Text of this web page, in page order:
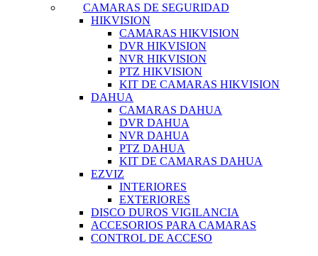
CAMARAS DE SEGURIDAD
HIKVISION
CAMARAS HIKVISION
DVR HIKVISION
NVR HIKVISION
PTZ HIKVISION
KIT DE CAMARAS HIKVISION
DAHUA
CAMARAS DAHUA
DVR DAHUA
NVR DAHUA
PTZ DAHUA
KIT DE CAMARAS DAHUA
EZVIZ
INTERIORES
EXTERIORES
DISCO DUROS VIGILANCIA
ACCESORIOS PARA CAMARAS
CONTROL DE ACCESO